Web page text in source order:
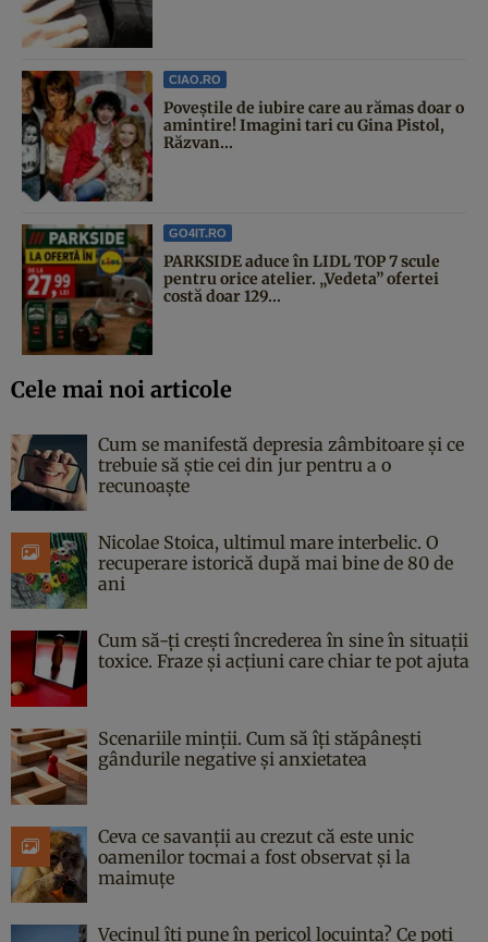
CIAO.RO
Poveştile de iubire care au rămas doar o
amintire! Imagini tari cu Gina Pistol,
Răzvan...
GO4IT.RO
PARKSIDE aduce în LIDL TOP 7 scule
pentru orice atelier. „Vedeta” ofertei
costă doar 129...
Cele mai noi articole
Cum se manifestă depresia zâmbitoare și ce
trebuie să știe cei din jur pentru a o
recunoaște
Nicolae Stoica, ultimul mare interbelic. O
recuperare istorică după mai bine de 80 de
ani
Cum să-ți crești încrederea în sine în situații
toxice. Fraze și acțiuni care chiar te pot ajuta
Scenariile minții. Cum să îți stăpânești
gândurile negative și anxietatea
Ceva ce savanții au crezut că este unic
oamenilor tocmai a fost observat și la
maimuțe
Vecinul îți pune în pericol locuința? Ce poți